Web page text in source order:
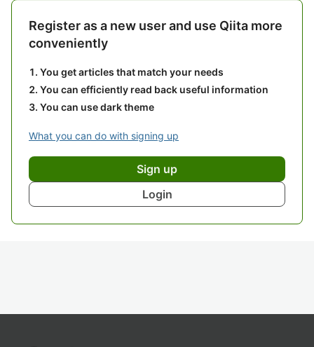
Register as a new user and use Qiita more
conveniently
You get articles that match your needs
You can efficiently read back useful information
You can use dark theme
What you can do with signing up
Sign up
Login